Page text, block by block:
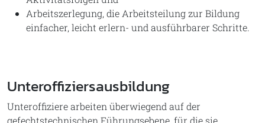
Arbeitszerlegung, die Arbeitsteilung zur Bildung
einfacher, leicht erlern- und ausführbarer Schritte.
Unteroffiziersausbildung
Unteroffiziere arbeiten überwiegend auf der